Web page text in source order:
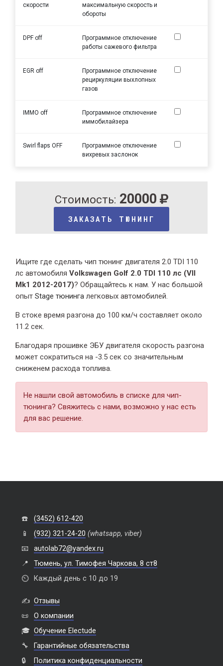
скорости
максимальную скорость и
обороты
DPF off
Программное отключение
работы сажевого фильтра
EGR off
Программное отключение
рециркуляции выхлопных
газов
IMMO off
Программное отключение
иммобилайзера
Swirl flaps OFF
Программное отключение
вихревых заслонок
Стоимость: 20000
ЗАКАЗАТЬ ТЮНИНГ
Ищите где сделать чип тюнинг двигателя 2.0 TDI 110
лс автомобиляVolkswagen Golf 2.0 TDI 110 лс (VII
Mk1 2012-2017)? Обращайтесь к нам. У нас большой
опытStage тюнинга легковых автомобилей.
В стоке время разгонадо 100 км/ч составляет около
11.2 сек.
Благодаря прошивке ЭБУ двигателя скорость разгона
может сократиться на -3.5 сек со значительным
сниженем расхода топлива.
Не нашли свой автомобиль в списке для чип-
тюнинга? Свяжитесь с нами, возможно у нас есть
для вас решение.
☎️
(3452) 612-420
📱
(932) 321-24-20 (whatsapp, viber)
📧
autolab72@yandex.ru
📍
Тюмень, ул. Тимофея Чаркова, 8 ст8
⏲️
Каждый день с 10 до 19
✍️ Отзывы
📜
О компании
🎓 Обучение Electude
🔧
Гарантийные обязательства
🔒
Политика конфиденциальности